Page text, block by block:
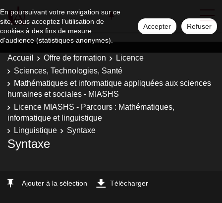
En poursuivant votre navigation sur ce
site, vous acceptez l'utilisation de
cookies à des fins de mesure
d'audience (statistiques anonymes).
Accepter Refuser
Accueil Offre de formation
Licence
Sciences, Technologies, Santé
Mathématiques et informatique appliquées aux sciences
humaines et sociales - MIASHS
Licence MIASHS - Parcours : Mathématiques,
informatique et linguistique
Linguistique
Syntaxe
Syntaxe
Ajouter à la sélection Télécharger